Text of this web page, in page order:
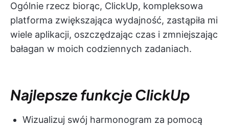
Ogólnie rzecz biorąc, ClickUp, kompleksowa
platforma zwiększająca wydajność, zastąpiła mi
wiele aplikacji, oszczędzając czas i zmniejszając
bałagan w moich codziennych zadaniach.
Najlepsze funkcje ClickUp
Wizualizuj swój harmonogram za pomocą